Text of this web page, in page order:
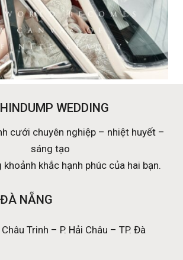
WEDDING
cưới chuyên nghiệp – nhiệt huyết –
sáng tạo
khắc hạnh phúc của hai bạn.
NẴNG
Trinh – P. Hải Châu – TP. Đà